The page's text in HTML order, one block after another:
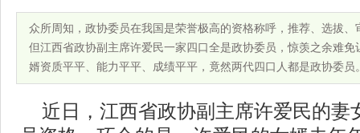
众所周知，政协委员在我国是荣誉极高的资格称呼，推荐、选拔
但江西省政协副主席许爱民一家四口全是政协委员，惊羡之余难
婿资质平平、能力平平、成绩平平，竟然两代四口人都是政协委员
近日，江西省政协副主席许爱民的妻